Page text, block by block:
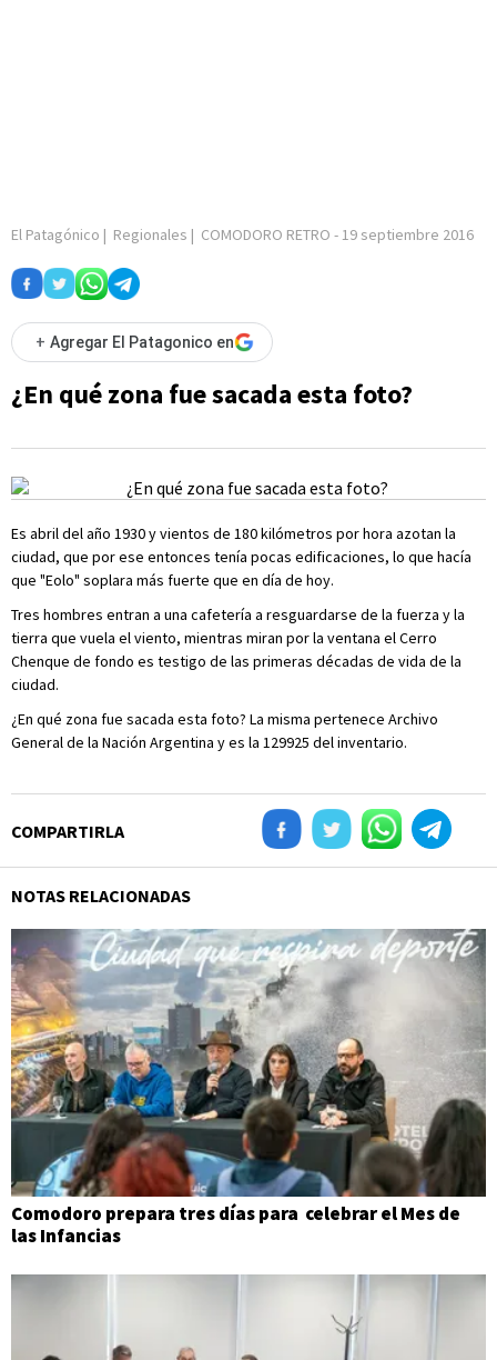
El Patagónico | Regionales | COMODORO RETRO - 19 septiembre 2016
+ Agregar El Patagonico en
¿En qué zona fue sacada esta foto?
Es abril del año 1930 y vientos de 180 kilómetros por hora azotan la
ciudad, que por ese entonces tenía pocas edificaciones, lo que hacía
que "Eolo" soplara más fuerte que en día de hoy.
Tres hombres entran a una cafetería a resguardarse de la fuerza y la
tierra que vuela el viento, mientras miran por la ventana el Cerro
Chenque de fondo es testigo de las primeras décadas de vida de la
ciudad.
¿En qué zona fue sacada esta foto? La misma pertenece Archivo
General de la Nación Argentina y es la 129925 del inventario.
COMPARTIRLA
NOTAS RELACIONADAS
Comodoro prepara tres días para celebrar el Mes de
las Infancias